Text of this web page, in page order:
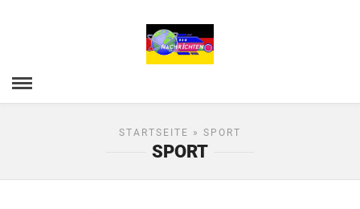
STARTSEITE » SPORT
SPORT